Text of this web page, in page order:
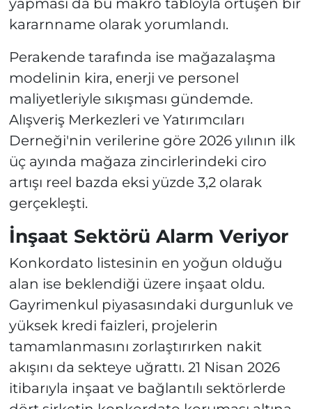
kararnname olarak yorumlandı.
Perakende tarafında ise mağazalaşma
modelinin kira, enerji ve personel
maliyetleriyle sıkışması gündemde.
Alışveriş Merkezleri ve Yatırımcıları
Derneği'nin verilerine göre 2026 yılının ilk
üç ayında mağaza zincirlerindeki ciro
artışı reel bazda eksi yüzde 3,2 olarak
gerçekleşti.
İnşaat Sektörü Alarm Veriyor
Konkordato listesinin en yoğun olduğu
alan ise beklendiği üzere inşaat oldu.
Gayrimenkul piyasasındaki durgunluk ve
yüksek kredi faizleri, projelerin
tamamlanmasını zorlaştırırken nakit
akışını da sekteye uğrattı. 21 Nisan 2026
itibarıyla inşaat ve bağlantılı sektörlerde